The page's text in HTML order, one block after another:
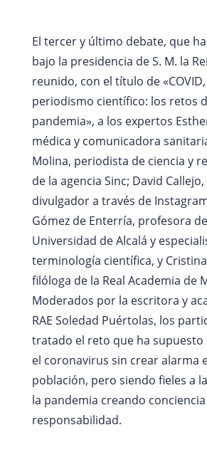
El tercer y último debate, que
bajo la presidencia de S. M. la
reunido, con el título de
periodismo científico: los retos
pandemia», a los expertos
médica y comunicadora
Molina, periodista de ciencia y
de la agencia Sinc; David
divulgador a través de
Gómez de Enterría, profesora
Universidad de Alcalá y
terminología científica, y
filóloga de la Real Academia de
Moderados por la escritora y
RAE Soledad Puértolas, los
tratado el reto que ha
el coronavirus sin crear alarma
población, pero siendo fieles a
la pandemia creando
responsabilidad.